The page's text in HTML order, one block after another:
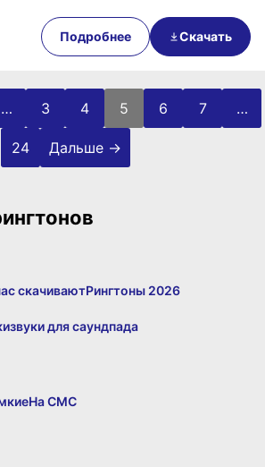
00:33
Подробнее Скачать
… 3 4 5 6 7 …
24 Дальше →
скачиваютРингтоны 2026
звуки для саундпада
На СМС